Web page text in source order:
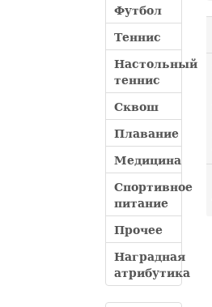
Футбол
Теннис
Настольный
теннис
Сквош
Плавание
Медицина
Спортивное
питание
Прочее
Наградная
атрибутика